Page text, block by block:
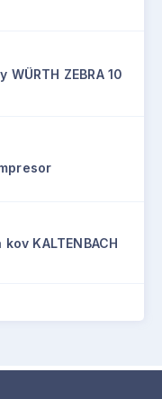
ZEBRA 10
KALTENBACH